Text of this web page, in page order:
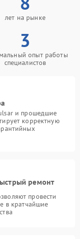
лет на рынке
3
опыт работы
специалистов
и прошедшие
корректную
ремонт
провести
в кратчайшие